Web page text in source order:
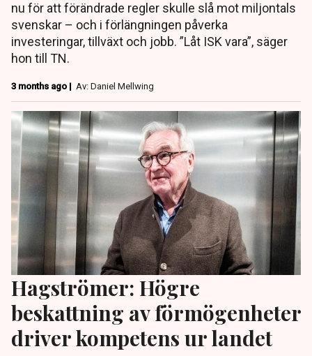
nu för att förändrade regler skulle slå mot miljontals
svenskar – och i förlängningen påverka
investeringar, tillväxt och jobb. ”Låt ISK vara”, säger
hon till TN.
3 months ago | Av: Daniel Mellwing
Hagströmer: Högre
beskattning av förmögenheter
driver kompetens ur landet